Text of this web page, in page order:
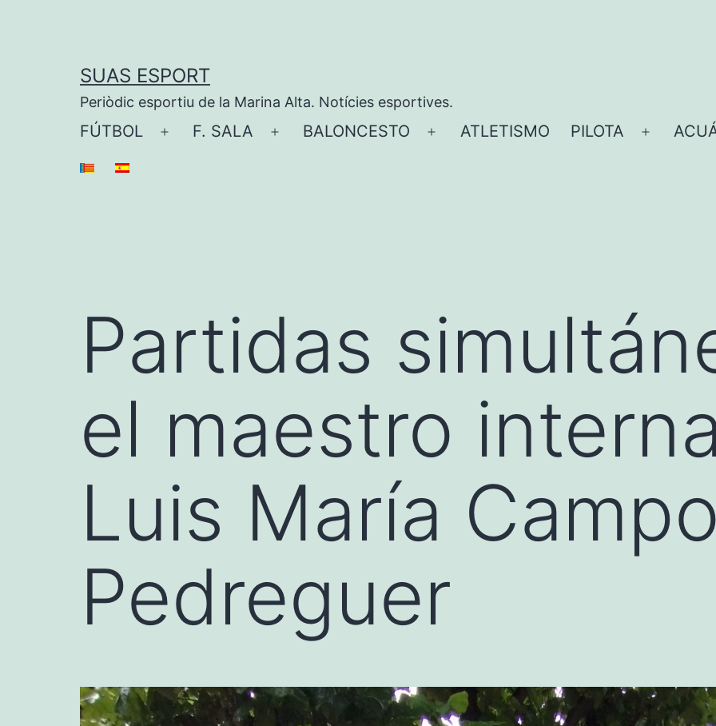
SUAS ESPORT
Periòdic esportiu de la Marina Alta. Notícies esportives.
FÚTBOL
Abrir
F. SALA
Abrir
BALONCESTO
Abrir
ATLETISMO PILOTA
Abrir
Partidas
el maestro
Luis María
Pedreguer